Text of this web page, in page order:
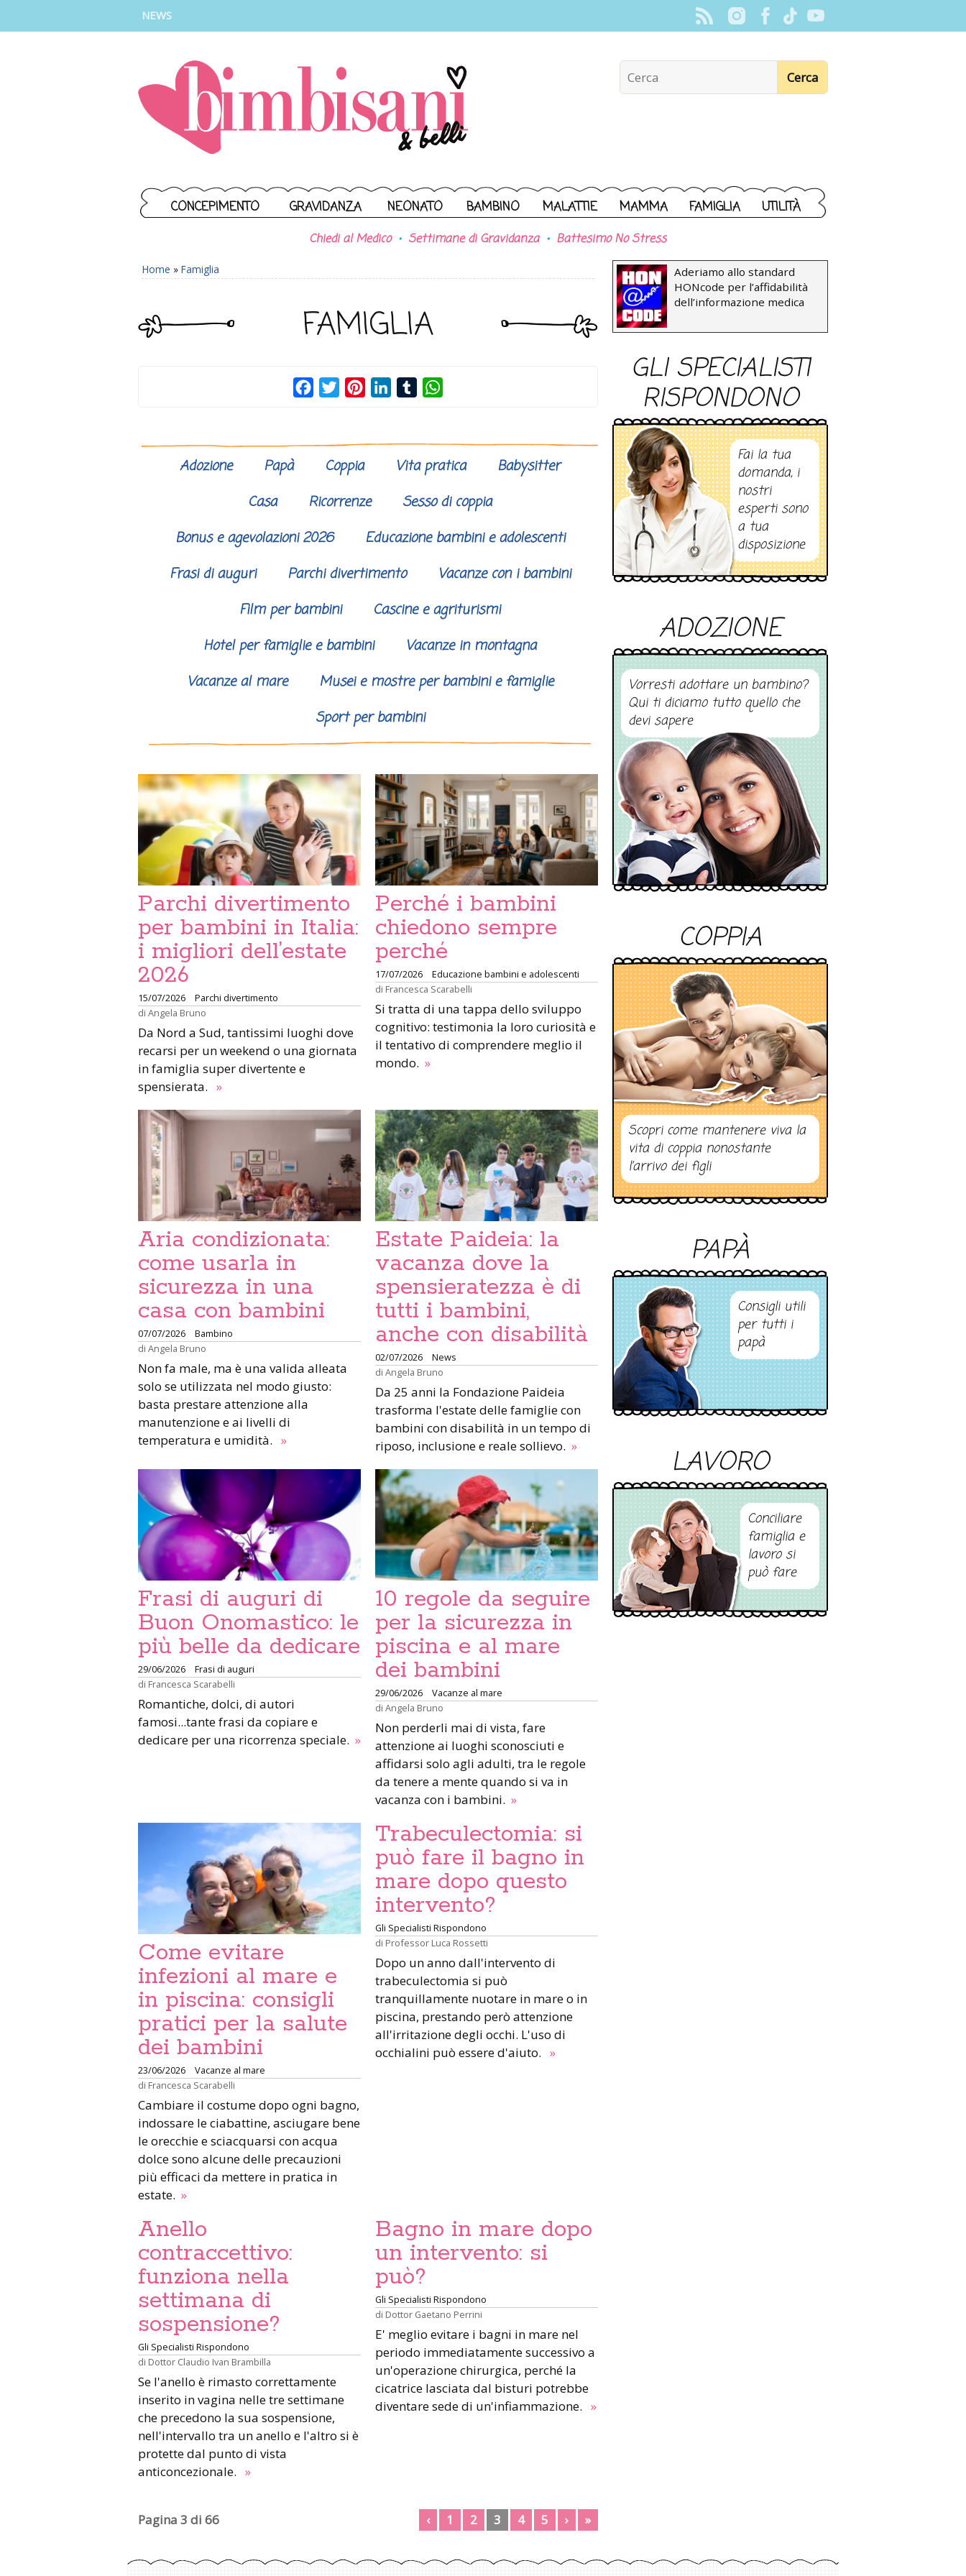
NEWS
CONCEPIMENTO GRAVIDANZA NEONATO BAMBINO MALATTIE MAMMA FAMIGLIA UTILITÀ
Chiedi al Medico Settimane di Gravidanza Battesimo No Stress
Home » Famiglia
FAMIGLIA
FacebookTwitterPinterestLinkedInTumblr
Adozione Papà Coppia Vita pratica
Babysitter
Casa
Ricorrenze
Sesso di coppia
Bonus e agevolazioni 2026
Educazione bambini e adolescenti
Frasi di auguri
Parchi divertimento
Vacanze con i bambini
Film per bambini
Cascine e agriturismi
Hotel per famiglie e bambini
Vacanze in montagna
Vacanze al mare
Musei e mostre per bambini e famiglie
Sport per bambini
Parchi divertimento
per bambini in Italia:
i migliori dell’estate
2026
15/07/2026
Parchi divertimento
di Angela Bruno
Da Nord a Sud, tantissimi luoghi dove
recarsi per un weekend o una giornata
in famiglia super divertente e
spensierata. »
Perché i bambini
chiedono sempre
perché
17/07/2026
Educazione bambini e adolescenti
di Francesca Scarabelli
Si tratta di una tappa dello sviluppo
cognitivo: testimonia la loro curiosità e
il tentativo di comprendere meglio il
mondo. »
Aria condizionata:
come usarla in
sicurezza in una
casa con bambini
07/07/2026
Bambino
di Angela Bruno
Non fa male, ma è una valida alleata
solo se utilizzata nel modo giusto:
basta prestare attenzione alla
manutenzione e ai livelli di
temperatura e umidità. »
Estate Paideia: la
vacanza dove la
spensieratezza è di
tutti i bambini,
anche con disabilità
02/07/2026
News
di Angela Bruno
Da 25 anni la Fondazione Paideia
trasforma l'estate delle famiglie con
bambini con disabilità in un tempo di
riposo, inclusione e reale sollievo. »
Frasi di auguri di
Buon Onomastico: le
più belle da dedicare
29/06/2026
Frasi di auguri
di Francesca Scarabelli
Romantiche, dolci, di autori
famosi...tante frasi da copiare e
dedicare per una ricorrenza speciale. »
10 regole da seguire
per la sicurezza in
piscina e al mare
dei bambini
29/06/2026
Vacanze al mare
di Angela Bruno
Non perderli mai di vista, fare
attenzione ai luoghi sconosciuti e
affidarsi solo agli adulti, tra le regole
da tenere a mente quando si va in
vacanza con i bambini. »
Come evitare
infezioni al mare e
in piscina: consigli
pratici per la salute
dei bambini
23/06/2026
Vacanze al mare
di Francesca Scarabelli
Cambiare il costume dopo ogni bagno,
indossare le ciabattine, asciugare bene
le orecchie e sciacquarsi con acqua
dolce sono alcune delle precauzioni
più efficaci da mettere in pratica in
estate. »
Trabeculectomia: si
può fare il bagno in
mare dopo questo
intervento?
Gli Specialisti Rispondono
di Professor Luca Rossetti
Dopo un anno dall'intervento di
trabeculectomia si può
tranquillamente nuotare in mare o in
piscina, prestando però attenzione
all'irritazione degli occhi. L'uso di
occhialini può essere d'aiuto. »
Anello
contraccettivo:
funziona nella
settimana di
sospensione?
Gli Specialisti Rispondono
di Dottor Claudio Ivan Brambilla
Se l'anello è rimasto correttamente
inserito in vagina nelle tre settimane
che precedono la sua sospensione,
nell'intervallo tra un anello e l'altro si è
protette dal punto di vista
anticoncezionale. »
Bagno in mare dopo
un intervento: si
può?
Gli Specialisti Rispondono
di Dottor Gaetano Perrini
E' meglio evitare i bagni in mare nel
periodo immediatamente successivo a
un'operazione chirurgica, perché la
cicatrice lasciata dal bisturi potrebbe
diventare sede di un'infiammazione. »
Pagina 3 di 66 ‹ 1 2 3 4 5 › »
Aderiamo allo standard
HONcode per l’affidabilità
dell’informazione medica
GLI SPECIALISTI
RISPONDONO
Fai la tua
domanda, i
nostri
esperti sono
a tua
disposizione
ADOZIONE
Vorresti adottare un bambino?
Qui ti diciamo tutto quello che
devi sapere
COPPIA
Scopri come mantenere viva la
vita di coppia nonostante
l’arrivo dei figli
PAPÀ
Consigli utili
per tutti i
papà
LAVORO
Conciliare
famiglia e
lavoro si
può fare